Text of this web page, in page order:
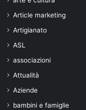
Article marketing
Artigianato
ASL
associazioni
Attualità
Aziende
bambini e famiglie